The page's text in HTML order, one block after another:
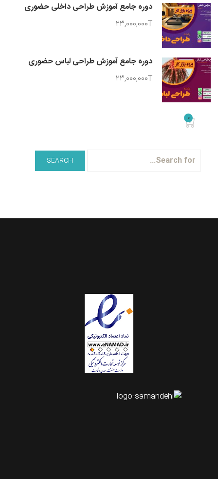
دوره جامع آموزش طراحی داخلی حضوری
23,000,000T
دوره جامع آموزش طراحی لباس حضوری
23,000,000T
0